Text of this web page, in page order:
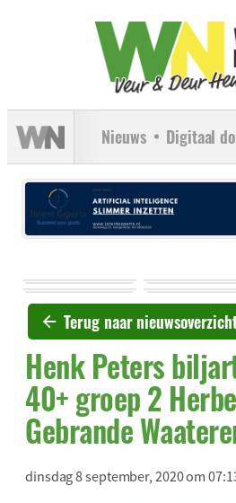
Nieuws Digitaal
Terug naar
Henk Peters
40+ groep 2
Gebrande
dinsdag 8 september, 2020 om